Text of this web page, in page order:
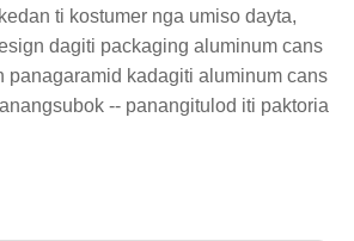
ti kostumer nga umiso dayta,
dagiti packaging aluminum cans
panagaramid kadagiti aluminum cans
-- panangitulod iti paktoria